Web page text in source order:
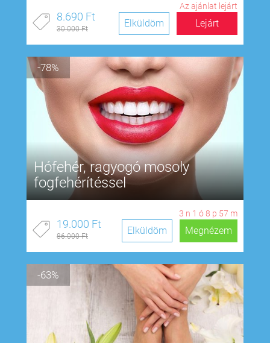
Az ajánlat lejárt
8.690 Ft
30.000 Ft Lejárt
Elküldöm
-78%
Hófehér, ragyogó mosoly
fogfehérítéssel
3 n 1 ó8 p 57 m
19.000 Ft
86.000 Ft Megnézem
Elküldöm
-63%